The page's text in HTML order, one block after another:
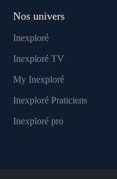
Nos univers
Inexploré
Inexploré TV
My Inexploré
Inexploré Praticiens
Inexploré pro